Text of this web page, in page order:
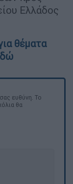
Ελλάδος
θέματα
ευθύνη. Το
θα